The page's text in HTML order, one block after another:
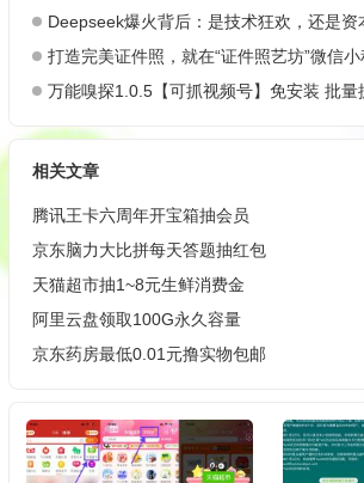
Deepseek爆火背后：是技术狂欢，还是资本游
打造完美证件照，就在“证件照艺坊”微信
万能嗅探1.0.5【可抓视频号】免安装 批量抓取媒
相关文章
腾讯王卡六周年开宝箱抽会员
京东脑力大比拼每天答题抽红包
天猫超市抽1~8元生鲜消费金
阿里云盘领取100G永久容量
京东药房最低0.01元撸实物包邮